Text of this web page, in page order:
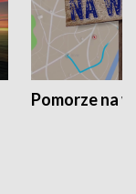
Pomorze na